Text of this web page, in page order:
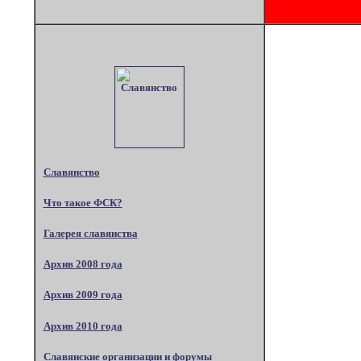
Славянство
Что такое ФСК?
Галерея славянства
Архив 2008 года
Архив 2009 года
Архив 2010 года
Славянские организации и форумы